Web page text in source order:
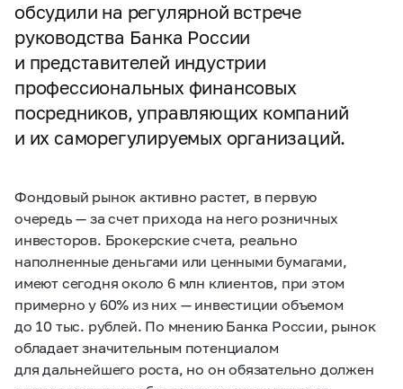
обсудили на регулярной встрече
руководства Банка России
и представителей индустрии
профессиональных финансовых
посредников, управляющих компаний
и их саморегулируемых организаций.
Фондовый рынок активно растет, в первую
очередь — за счет прихода на него розничных
инвесторов. Брокерские счета, реально
наполненные деньгами или ценными бумагами,
имеют сегодня около 6 млн клиентов, при этом
примерно у 60% из них — инвестиции объемом
до 10 тыс. рублей. По мнению Банка России, рынок
обладает значительным потенциалом
для дальнейшего роста, но он обязательно должен